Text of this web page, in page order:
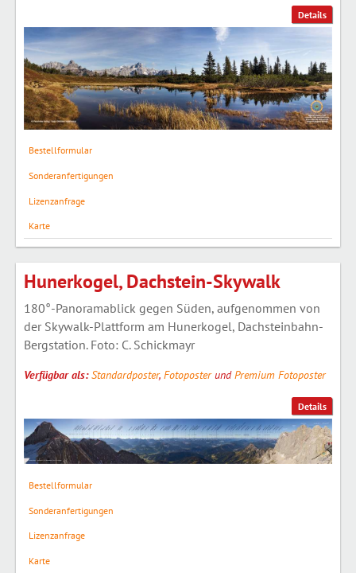
Details
Bestellformular
Sonderanfertigungen
Lizenzanfrage
Karte
Details
Hunerkogel, Dachstein-Skywalk
180°-Panoramablick gegen Süden, aufgenommen von
der Skywalk-Plattform am Hunerkogel, Dachsteinbahn-
Bergstation. Foto: C. Schickmayr
Verfügbar als:Standardposter, FotoposterundPremium Fotoposter
Bestellformular
Sonderanfertigungen
Lizenzanfrage
Karte